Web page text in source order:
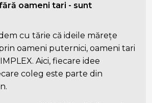
oameni tari - sunt
cu tărie că ideile mărețe
oameni puternici, oameni tari
Aici, fiecare idee
coleg este parte din